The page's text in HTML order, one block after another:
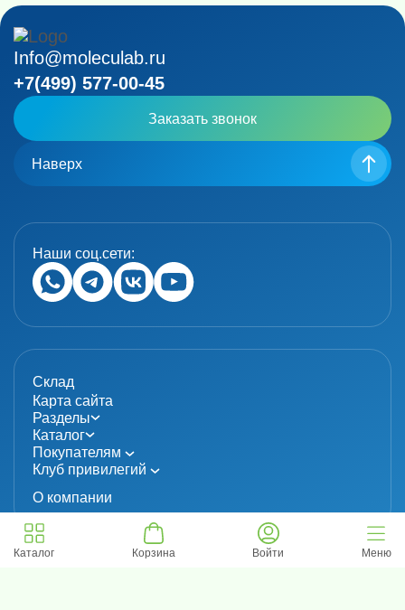
Info@moleculab.ru
+7(499) 577-00-45
Заказать звонок
Наверх
Наши соц.сети:
Склад
Карта сайта
Разделы
Каталог
Покупателям
Клуб привилегий
О компании
© 2024 «MolecuLab». Все права защищены.
Каталог Корзина Войти Меню